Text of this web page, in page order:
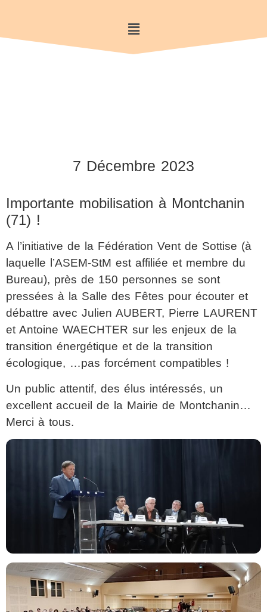
7 Décembre 2023
Importante mobilisation à Montchanin
(71) !
A l’initiative de la Fédération Vent de Sottise (à
laquelle l’ASEM-StM est affiliée et membre du
Bureau), près de 150 personnes se sont
pressées à la Salle des Fêtes pour écouter et
débattre avec Julien AUBERT, Pierre LAURENT
et Antoine WAECHTER sur les enjeux de la
transition énergétique et de la transition
écologique, …pas forcément compatibles !
Un public attentif, des élus intéressés, un
excellent accueil de la Mairie de Montchanin…
Merci à tous.